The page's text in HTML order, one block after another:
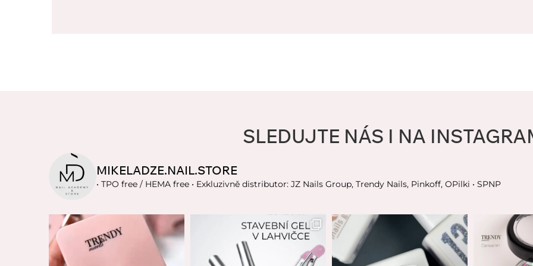
SLEDUJTE NÁS I NA
MIKELADZE.NAIL.STORE
• TPO free / HEMA free • Exkluzivně distributor: JZ Nails Group, Trendy Nails, Pinkoff, OPilki • SPNP